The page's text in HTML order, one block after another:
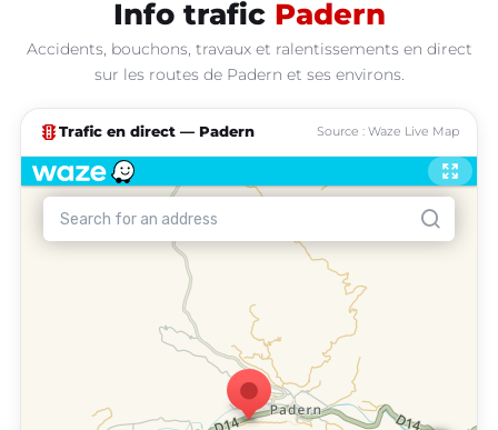
Info trafic Padern
Accidents, bouchons, travaux et ralentissements en direct
sur les routes de Padern et ses environs.
traffic Trafic en direct — Padern Source : Waze Live Map